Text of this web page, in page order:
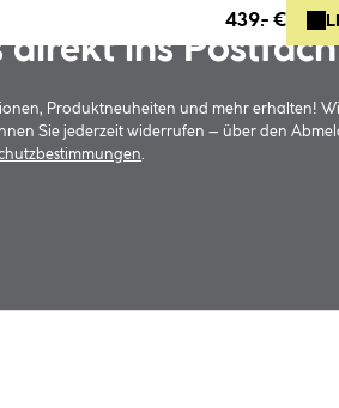
439.- €
direkt ins Postfach
Produktneuheiten und mehr erhalten!
Sie jederzeit widerrufen – über den